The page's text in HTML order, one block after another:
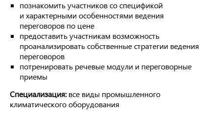
познакомить участников со спецификой
и характерными особенностями ведения
переговоров по цене
предоставить участникам возможность
проанализировать собственные стратегии ведения
переговоров
потренировать речевые модули и переговорные
приемы
Специализация:все виды промышленного
климатического оборудования